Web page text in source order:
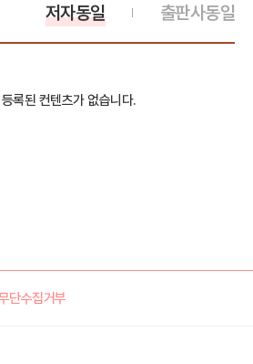
출판사동일
저자동일
록된 컨텐츠가 없습니다.
단수집거부